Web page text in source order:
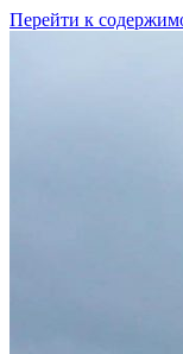
Перейти к